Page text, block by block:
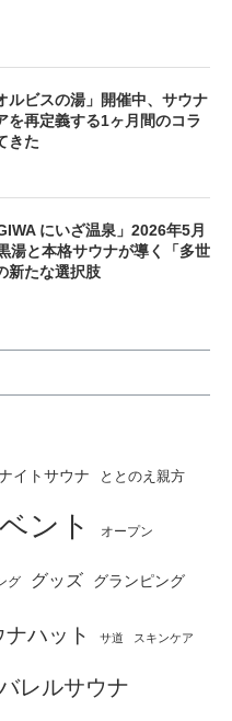
ルビスの湯」開催中、サウナ
を再定義する1ヶ月間のコラ
きた
にいざ温泉」2026年5月
湯と本格サウナが導く「多世
新たな選択肢
イトサウナ ととのえ親方
ント オープン
グ グッズ グランピング
ナハット サ道 スキンケア
レルサウナ